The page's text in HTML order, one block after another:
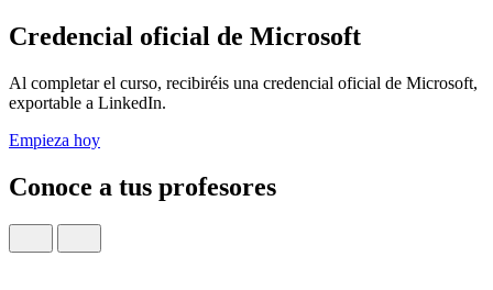
Credencial oficial de Microsoft
Al completar el curso, recibiréis una credencial oficial de Microsoft,
exportable a LinkedIn.
Empieza hoy
Conoce a tus profesores